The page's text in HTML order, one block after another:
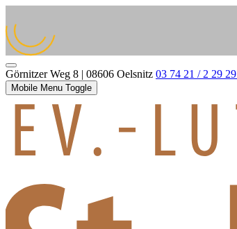
Görnitzer Weg 8 | 08606 Oelsnitz 03 74 21 / 2 29 29
Mobile Menu Toggle